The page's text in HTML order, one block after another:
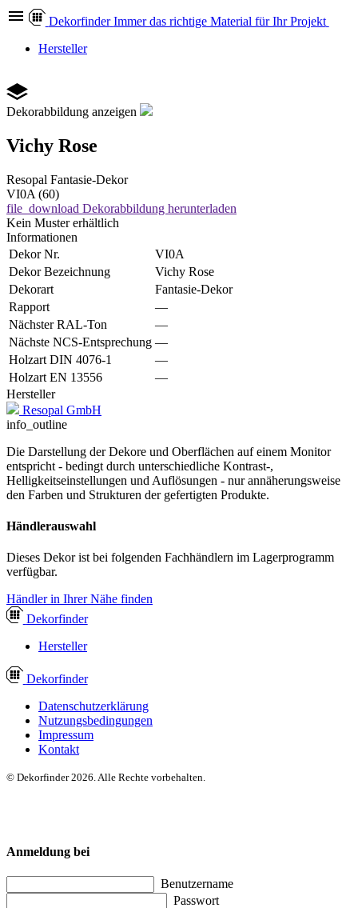
Dekorfinder Immer das richtige Material für Ihr Projekt
Hersteller
Dekorabbildung anzeigen
Vichy Rose
Resopal Fantasie-Dekor
VI0A (60)
file_download Dekorabbildung herunterladen
Kein Muster erhältlich
Informationen
Dekor Nr.
VI0A
Dekor Bezeichnung
Vichy Rose
Dekorart
Fantasie-Dekor
Rapport
—
Nächster RAL-Ton
—
Nächste NCS-Entsprechung —
Holzart DIN 4076-1
—
Holzart EN 13556
—
Hersteller
Resopal GmbH
info_outline
Die Darstellung der Dekore und Oberflächen auf einem Monitor
entspricht - bedingt durch unterschiedliche Kontrast-,
Helligkeitseinstellungen und Auflösungen - nur annäherungsweise
den Farben und Strukturen der gefertigten Produkte.
Händlerauswahl
Dieses Dekor ist bei folgenden Fachhändlern im Lagerprogramm
verfügbar.
Händler in Ihrer Nähe finden
Dekorfinder
Hersteller
Dekorfinder
Datenschutzerklärung
Nutzungsbedingungen
Impressum
Kontakt
© Dekorfinder 2026. Alle Rechte vorbehalten.
Anmeldung bei
Benutzername
Passwort